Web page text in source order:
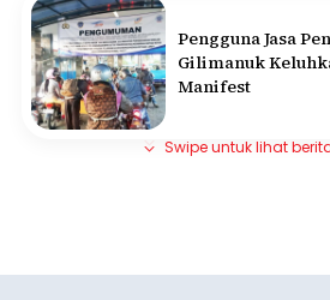
Pengguna Jasa
Gilimanuk
Manifest
Swipe untuk lihat